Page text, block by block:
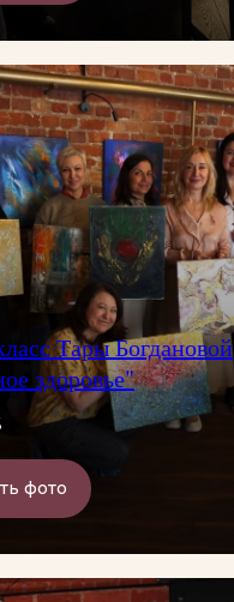
Тары Богдановой
здоровье"
фото